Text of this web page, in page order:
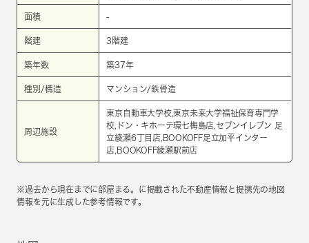
面積 -
階建 3階建
築年数 築37年
種別/構造 マンション/鉄骨造
周辺施設
東京自動車大学校,東京未来大学福祉保育専門学
校,ドン・キホーテ環七梅島店,セブンイレブン 足
立綾瀬6丁目店,BOOKOFF足立加平インター
店,BOOKOFF綾瀬駅前店
※過去から現在までに部屋まる。に掲載された不動産情報と提携先の地図
情報を元に生成した参考情報です。